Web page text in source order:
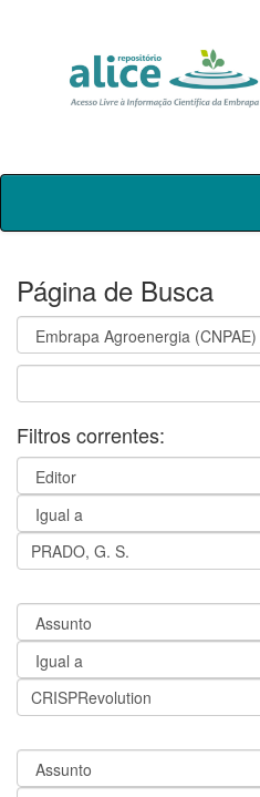
Skip
Página de Busca
Filtros correntes: